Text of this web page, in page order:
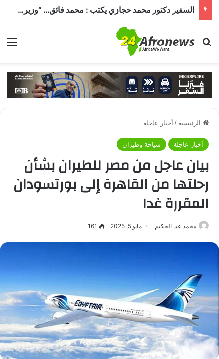
السفير دكتور محمد حجازي يكتب : محمد فائق… “وزير إفريقيا” الذي حمل رسالة القاهرة إلى القارة السمراء
بحث عن
الرئيسية / أخبار عاجلة
أخبار عاجلة سياحة وطيران
بيان عاجل من مصر للطيران بشأن
رحلتها من القاهرة إلى بورتسودان
المقررة غدا
محمد عبد الحكيم مايو 5, 2025 161